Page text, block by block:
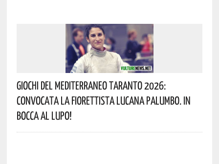
Giochi Del Mediterraneo Taranto 2026:
Convocata La Fiorettista Lucana Palumbo. In
Bocca Al Lupo!